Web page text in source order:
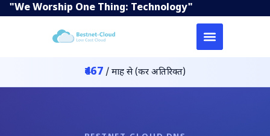
"We Worship One Thing: Technology"
₹467/ माह से (कर अतिरिक्त)